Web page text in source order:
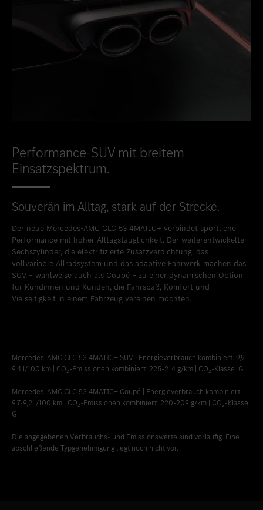
Performance-SUV mit breitem
Einsatzspektrum.
Souverän im Alltag, stark auf der Strecke.
Der neue Mercedes-AMG GLC 53 4MATIC+ verbindet sportliche
Performance mit hoher Alltagstauglichkeit. Der weiterentwickelte
Sechszylinder, die elektrifizierte Zusatzverdichtung, das
vollvariable Allradsystem und das adaptive Fahrwerk machen das
SUV – wahlweise auch als Coupé – zu einer dynamischen Option
für Kundinnen und Kunden, die Fahrspaß, Komfort und
Vielseitigkeit in einem Fahrzeug vereinen möchten.
Mercedes-AMG GLC 53 4MATIC+ SUV | Energieverbrauch kombiniert: 9,9-
9,4 l/100 km | CO₂-Emissionen kombiniert: 225-214 g/km | CO₂-Klasse: G
Mercedes-AMG GLC 53 4MATIC+ Coupé | Energieverbrauch kombiniert:
9,7-9,2 l/100 km | CO₂-Emissionen kombiniert: 220-209 g/km | CO₂-Klasse:
G
Die angegebenen Verbrauchs- und Emissionswerte sind vorläufig. Eine
abschließende Typgenehmigung liegt noch nicht vor.